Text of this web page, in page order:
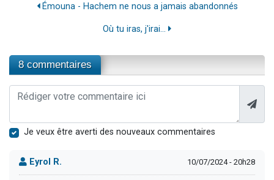
Émouna - Hachem ne nous a jamais abandonnés
Où tu iras, j'irai...
8 commentaires
Je veux être averti des nouveaux commentaires
Eyrol R. 10/07/2024 - 20h28